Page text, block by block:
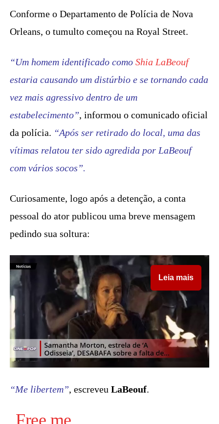
Conforme o Departamento de Polícia de Nova
Orleans, o tumulto começou na Royal Street.
“Um homem identificado como Shia LaBeouf
estaria causando um distúrbio e se tornando cada
vez mais agressivo dentro de um
estabelecimento”, informou o comunicado oficial
da polícia. “Após ser retirado do local, uma das
vítimas relatou ter sido agredida por LaBeouf
com vários socos”.
Curiosamente, logo após a detenção, a conta
pessoal do ator publicou uma breve mensagem
pedindo sua soltura:
Leia mais
“Me libertem”, escreveu LaBeouf.